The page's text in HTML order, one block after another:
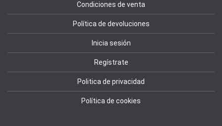
Condiciones de venta
Política de devoluciones
Inicia sesión
Regístrate
Politica de privacidad
Política de cookies